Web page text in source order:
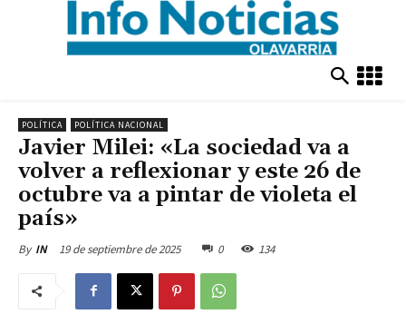
POLÍTICA POLÍTICA NACIONAL
Javier Milei: «La sociedad va a
volver a reflexionar y este 26 de
octubre va a pintar de violeta el
país»
By IN 19 de septiembre de 2025 0 134